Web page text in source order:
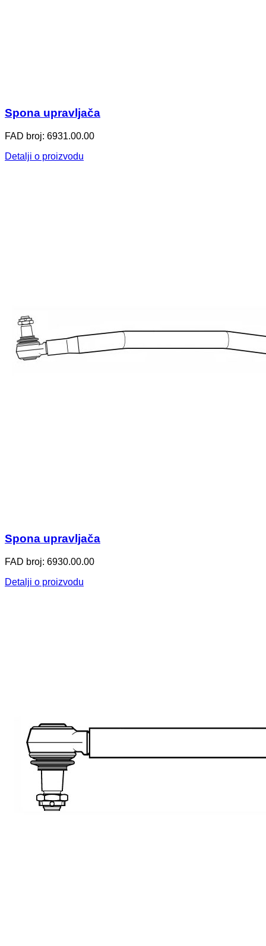
Spona upravljača
FAD broj: 6931.00.00
Detalji o proizvodu
Spona upravljača
FAD broj: 6930.00.00
Detalji o proizvodu